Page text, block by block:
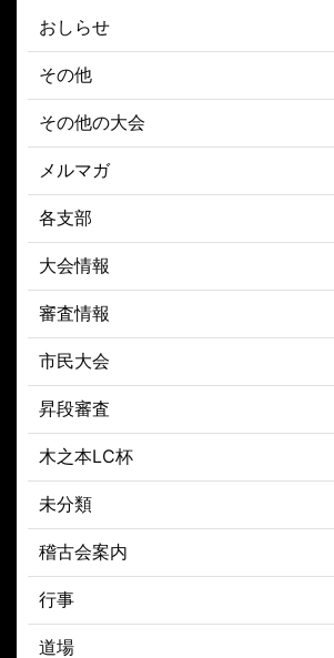
おしらせ
その他
その他の大会
メルマガ
各支部
大会情報
審査情報
市民大会
昇段審査
木之本LC杯
未分類
稽古会案内
行事
道場